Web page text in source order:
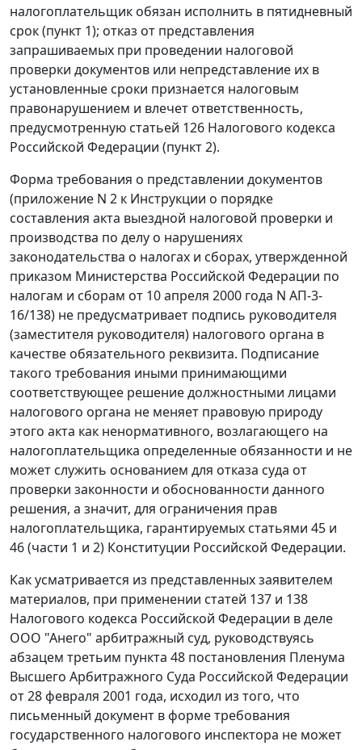
налогоплательщик обязан исполнить в пятидневный
срок (пункт 1); отказ от представления
запрашиваемых при проведении налоговой
проверки документов или непредставление их в
установленные сроки признается налоговым
правонарушением и влечет ответственность,
предусмотренную статьей 126 Налогового кодекса
Российской Федерации (пункт 2).
Форма требования о представлении документов
(приложение N 2 к Инструкции о порядке
составления акта выездной налоговой проверки и
производства по делу о нарушениях
законодательства о налогах и сборах, утвержденной
приказом Министерства Российской Федерации по
налогам и сборам от 10 апреля 2000 года N АП-3-
16/138) не предусматривает подпись руководителя
(заместителя руководителя) налогового органа в
качестве обязательного реквизита. Подписание
такого требования иными принимающими
соответствующее решение должностными лицами
налогового органа не меняет правовую природу
этого акта как ненормативного, возлагающего на
налогоплательщика определенные обязанности и не
может служить основанием для отказа суда от
проверки законности и обоснованности данного
решения, а значит, для ограничения прав
налогоплательщика, гарантируемых статьями 45 и
46 (части 1 и 2) Конституции Российской Федерации.
Как усматривается из представленных заявителем
материалов, при применении статей 137 и 138
Налогового кодекса Российской Федерации в деле
ООО "Анего" арбитражный суд, руководствуясь
абзацем третьим пункта 48 постановления Пленума
Высшего Арбитражного Суда Российской Федерации
от 28 февраля 2001 года, исходил из того, что
письменный документ в форме требования
государственного налогового инспектора не может